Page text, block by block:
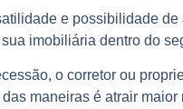
e possibilidade
imobiliária dentro do
o corretor ou
maneiras é atrair